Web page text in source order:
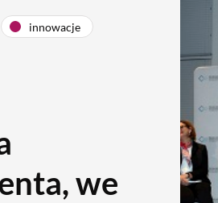
innowacje
we